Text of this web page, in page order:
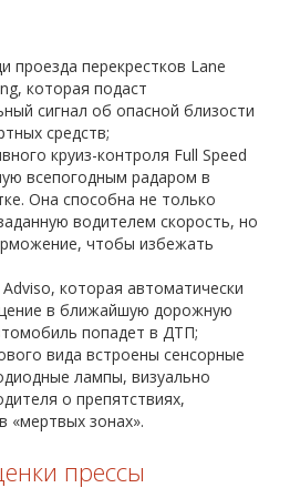
проезда перекрестков Lane
которая подаст
сигнал об опасной близости
средств;
круиз-контроля Full Speed
всепогодным радаром в
Она способна не только
водителем скорость, но
чтобы избежать
которая автоматически
в ближайшую дорожную
попадет в ДТП;
вида встроены сенсорные
лампы, визуально
о препятствиях,
«мертвых зонах».
прессы